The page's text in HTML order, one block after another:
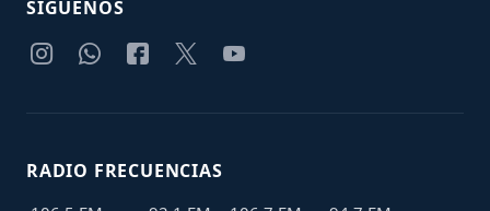
SIGUENOS
RADIO FRECUENCIAS